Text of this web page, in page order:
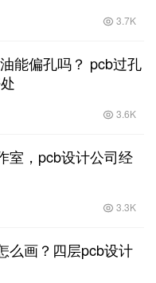
3.7K
能偏孔吗？ pcb过孔
3.6K
室，pcb设计公司经
3.3K
么画？四层pcb设计